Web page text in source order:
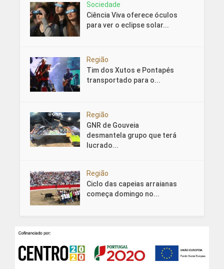
Sociedade
Ciência Viva oferece óculos
para ver o eclipse solar...
Região
Tim dos Xutos e Pontapés
transportado para o...
Região
GNR de Gouveia
desmantela grupo que terá
lucrado...
Região
Ciclo das capeias arraianas
começa domingo no...